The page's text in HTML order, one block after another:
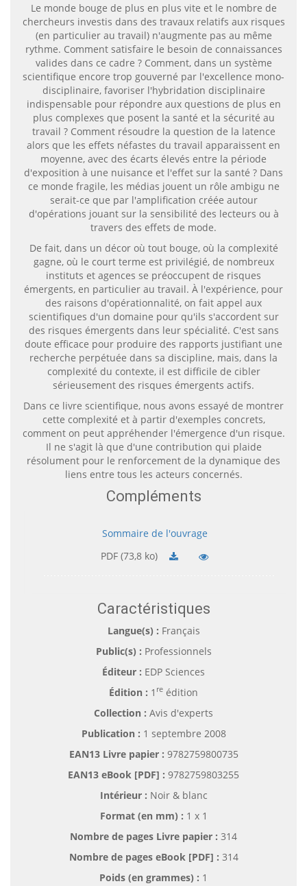
Le monde bouge de plus en plus vite et le nombre de
chercheurs investis dans des travaux relatifs aux risques
(en particulier au travail) n'augmente pas au même
rythme. Comment satisfaire le besoin de connaissances
valides dans ce cadre ? Comment, dans un système
scientifique encore trop gouverné par l'excellence mono-
disciplinaire, favoriser l'hybridation disciplinaire
indispensable pour répondre aux questions de plus en
plus complexes que posent la santé et la sécurité au
travail ? Comment résoudre la question de la latence
alors que les effets néfastes du travail apparaissent en
moyenne, avec des écarts élevés entre la période
d'exposition à une nuisance et l'effet sur la santé ? Dans
ce monde fragile, les médias jouent un rôle ambigu ne
serait-ce que par l'amplification créée autour
d'opérations jouant sur la sensibilité des lecteurs ou à
travers des effets de mode.
De fait, dans un décor où tout bouge, où la complexité
gagne, où le court terme est privilégié, de nombreux
instituts et agences se préoccupent de risques
émergents, en particulier au travail. À l'expérience, pour
des raisons d'opérationnalité, on fait appel aux
scientifiques d'un domaine pour qu'ils s'accordent sur
des risques émergents dans leur spécialité. C'est sans
doute efficace pour produire des rapports justifiant une
recherche perpétuée dans sa discipline, mais, dans la
complexité du contexte, il est difficile de cibler
sérieusement des risques émergents actifs.
Dans ce livre scientifique, nous avons essayé de montrer
cette complexité et à partir d'exemples concrets,
comment on peut appréhender l'émergence d'un risque.
Il ne s'agit là que d'une contribution qui plaide
résolument pour le renforcement de la dynamique des
liens entre tous les acteurs concernés.
Compléments
Sommaire de l'ouvrage
PDF (73,8 ko)
Caractéristiques
Langue(s) : Français
Public(s) : Professionnels
Éditeur : EDP Sciences
Édition : 1 re édition
Collection : Avis d'experts
Publication : 1 septembre 2008
EAN13 Livre papier : 9782759800735
EAN13 eBook [PDF] : 9782759803255
Intérieur : Noir & blanc
Format (en mm) : 1 x 1
Nombre de pages Livre papier : 314
Nombre de pages eBook [PDF] : 314
Poids (en grammes) : 1